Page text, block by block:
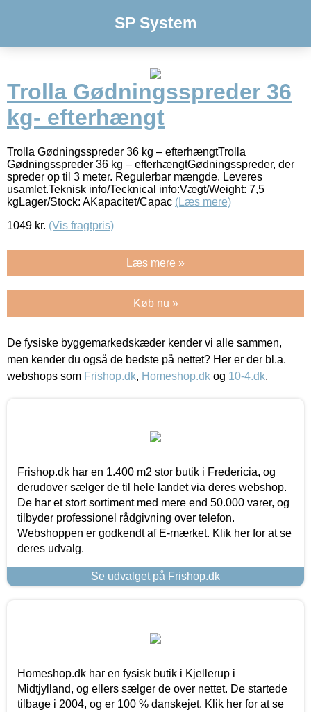
SP System
Trolla Gødningsspreder 36
kg- efterhængt
Trolla Gødningsspreder 36 kg – efterhængtTrolla
Gødningsspreder 36 kg – efterhængtGødningsspreder, der
spreder op til 3 meter. Regulerbar mængde. Leveres
usamlet.Teknisk info/Tecknical info:Vægt/Weight: 7,5
kgLager/Stock: AKapacitet/Capac (Læs mere)
1049 kr. (Vis fragtpris)
Læs mere »
Køb nu »
De fysiske byggemarkedskæder kender vi alle sammen,
men kender du også de bedste på nettet? Her er der bl.a.
webshops som Frishop.dk, Homeshop.dk og 10-4.dk.
Frishop.dk har en 1.400 m2 stor butik i Fredericia, og
derudover sælger de til hele landet via deres webshop.
De har et stort sortiment med mere end 50.000 varer, og
tilbyder professionel rådgivning over telefon.
Webshoppen er godkendt af E-mærket. Klik her for at se
deres udvalg.
Se udvalget på Frishop.dk
Homeshop.dk har en fysisk butik i Kjellerup i
Midtjylland, og ellers sælger de over nettet. De startede
tilbage i 2004, og er 100 % danskejet. Klik her for at se